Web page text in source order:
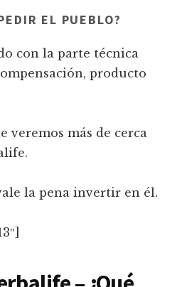
EL PUEBLO?
con la parte técnica
producto
veremos más de cerca
la pena invertir en él.